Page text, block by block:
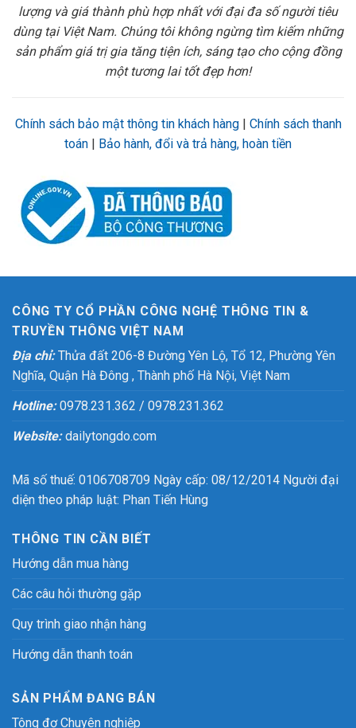
lượng và giá thành phù hợp nhất với đại đa số người tiêu
dùng tại Việt Nam. Chúng tôi không ngừng tìm kiếm những
sản phẩm giá trị gia tăng tiện ích, sáng tạo cho cộng đồng
một tương lai tốt đẹp hơn!
Chính sách bảo mật thông tin khách hàng| Chính sách thanh
toán | Bảo hành, đổi và trả hàng, hoàn tiền
CÔNG TY CỔ PHẦN CÔNG NGHỆ THÔNG TIN &
TRUYỀN THÔNG VIỆT NAM
Địa chỉ:Thửa đất 206-8 Đường Yên Lộ, Tổ 12, Phường Yên
Nghĩa, Quận Hà Đông , Thành phố Hà Nội, Việt Nam
Hotline: 0978.231.362 / 0978.231.362
Website:dailytongdo.com
Mã số thuế: 0106708709 Ngày cấp: 08/12/2014 Người đại
diện theo pháp luật: Phan Tiến Hùng
THÔNG TIN CẦN BIẾT
Hướng dẫn mua hàng
Các câu hỏi thường gặp
Quy trình giao nhận hàng
Hướng dẫn thanh toán
SẢN PHẨM ĐANG BÁN
Tông đơ Chuyên nghiệp